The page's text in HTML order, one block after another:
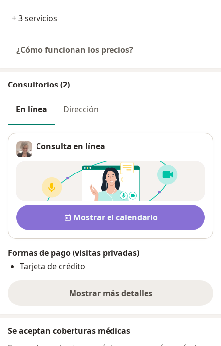
+ 3 servicios
¿Cómo funcionan los precios?
Consultorios (2)
En línea Dirección
Consulta en línea
Pago después de la consulta
Disponibilidad
Mostrar el calendario
Formas de pago (visitas privadas)
Tarjeta de crédito
Mostrar más detalles
sobre la dirección
Se aceptan coberturas médicas